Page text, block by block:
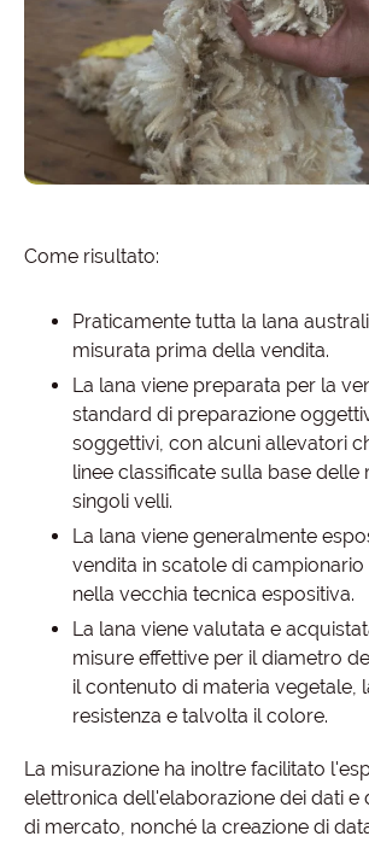
Come risultato:
Praticamente tutta la lana
misurata prima della vendita.
La lana viene preparata per la
standard di preparazione
soggettivi, con alcuni allevatori
linee classificate sulla base delle
singoli velli.
La lana viene generalmente
vendita in scatole di
nella vecchia tecnica espositiva.
La lana viene valutata e
misure effettive per il diametro
il contenuto di materia vegetale,
resistenza e talvolta il colore.
La misurazione ha inoltre facilitato
elettronica dell'elaborazione dei dati e
di mercato, nonché la creazione di